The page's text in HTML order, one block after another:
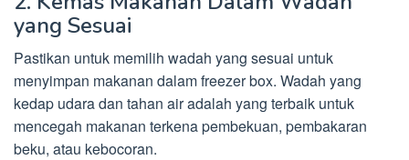
yang Sesuai
Pastikan untuk memilih wadah yang sesuai untuk
menyimpan makanan dalam freezer box. Wadah yang
kedap udara dan tahan air adalah yang terbaik untuk
mencegah makanan terkena pembekuan, pembakaran
beku, atau kebocoran.